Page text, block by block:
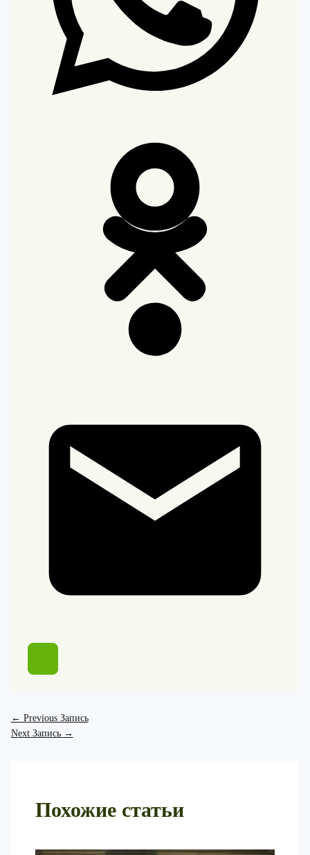
← Previous Запись
Next Запись →
Похожие статьи